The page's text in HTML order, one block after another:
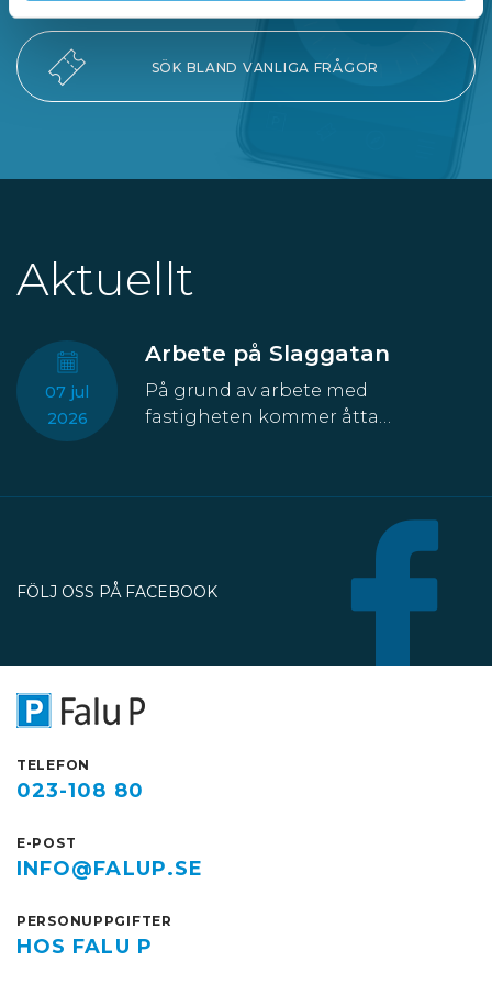
SÖK BLAND VANLIGA FRÅGOR
Aktuellt
07 jul
2026
Arbete på Slaggatan
På grund av arbete med
fastigheten kommer åtta
nordöstra sidan av Slaggatan
enligt kartbilden här ovan får
fordon inte stannas eller parkeras
under perioden 13 juli till 30
oktober.
FÖLJ OSS PÅ FACEBOOK
TELEFON
023-108 80
E-POST
INFO@FALUP.SE
PERSONUPPGIFTER
HOS FALU P